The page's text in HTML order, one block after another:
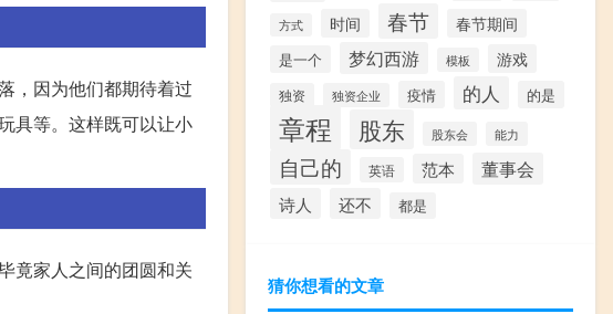
，因为他们都期待着过
具等。这样既可以让小
竟家人之间的团圆和关
方式 时间 春节 春节期间
是一个 梦幻西游 模板 游戏
独资 独资企业 疫情 的人 的是
章程 股东 股东会 能力
自己的 英语 范本 董事会
诗人 还不 都是
猜你想看的文章